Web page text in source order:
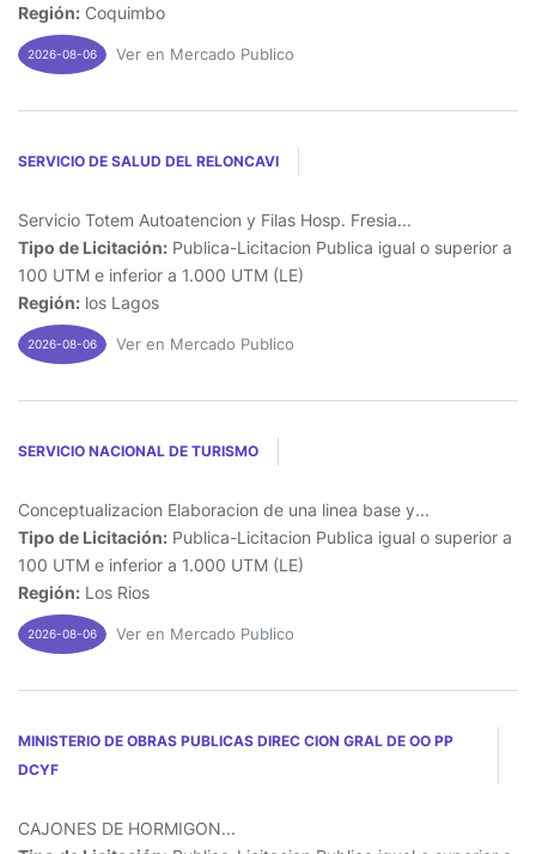
Región: Coquimbo
2026-08-06 Ver en Mercado Publico
SERVICIO DE SALUD DEL RELONCAVI
Servicio Totem Autoatencion y Filas Hosp. Fresia...
Tipo de Licitación: Publica-Licitacion Publica igual o superior a
100 UTM e inferior a 1.000 UTM (LE)
Región: los Lagos
2026-08-06 Ver en Mercado Publico
SERVICIO NACIONAL DE TURISMO
Conceptualizacion Elaboracion de una linea base y...
Tipo de Licitación: Publica-Licitacion Publica igual o superior a
100 UTM e inferior a 1.000 UTM (LE)
Región: Los Rios
2026-08-06 Ver en Mercado Publico
MINISTERIO DE OBRAS PUBLICAS DIREC CION GRAL DE OO PP
DCYF
CAJONES DE HORMIGON...